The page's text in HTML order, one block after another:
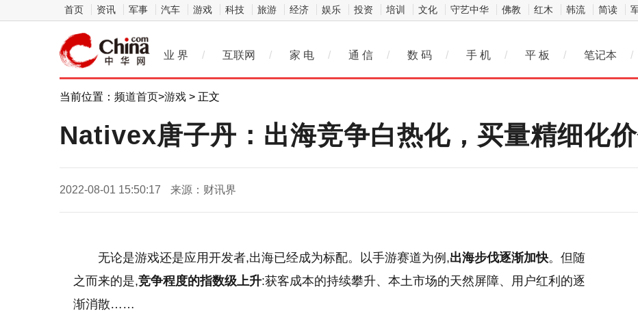
首页 资讯 军事 汽车 游戏 科技 旅游 经济 娱乐 投资 培训 文化 守艺中华 佛教 红木 韩流 简读
业 界 / 互联网 / 家 电 / 通 信 / 数 码 / 手 机 / 平 板 / 笔记本 /
当前位置： 频道首页>游戏 > 正文
Nativex唐子丹：出海竞争白热化，买量精细化
2022-08-01 15:50:17 来源：财讯界
无论是游戏还是应用开发者,出海已经成为标配。以手游赛道为例,出海步伐逐渐加快。但随
之而来的是,竞争程度的指数级上升:获客成本的持续攀升、本土市场的天然屏障、用户红利的逐
渐消散……